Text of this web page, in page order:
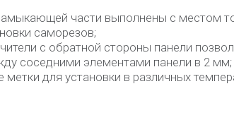
части выполнены с местом
саморезов;
с обратной стороны панели
соседними элементами панели в 2 мм;
метки для установки в различных